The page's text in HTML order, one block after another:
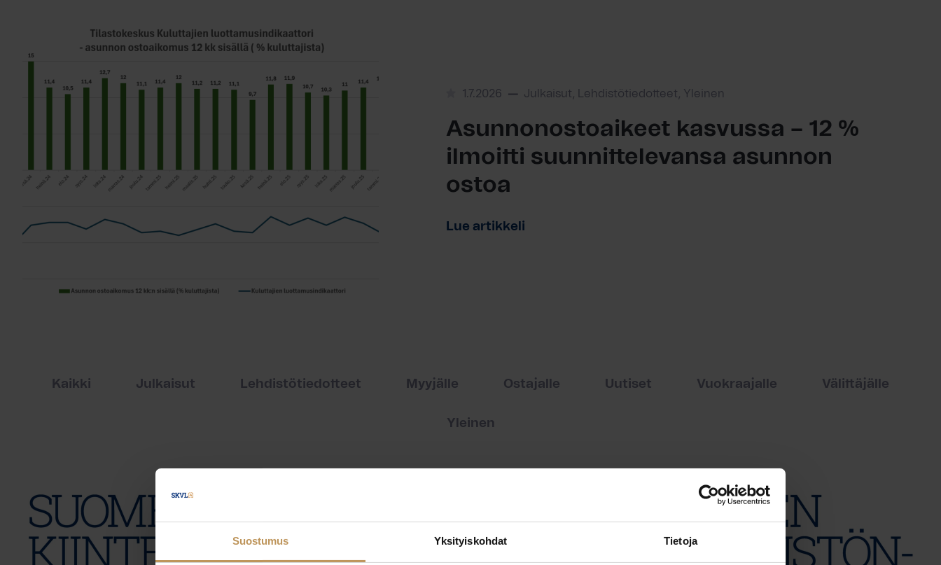
Suostumus Yksityiskohdat Tietoja
1.7.2026 Julkaisut, Lehdistötiedotteet, Yleinen
Asunnonostoaikeet kasvussa – 12 %
ilmoitti suunnittelevansa asunnon
ostoa
Lue artikkeli
Kaikki Julkaisut Lehdistötiedotteet Myyjälle Ostajalle Uutiset Vuokraajalle Välittäjälle
Yleinen